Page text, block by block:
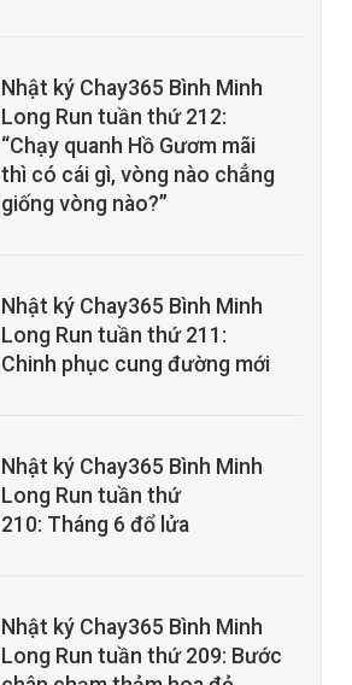
Nhật ký Chay365 Bình Minh
Long Run tuần thứ 212:
“Chạy quanh Hồ Gươm mãi
thì có cái gì, vòng nào chẳng
giống vòng nào?”
Nhật ký Chay365 Bình Minh
Long Run tuần thứ 211:
Chinh phục cung đường mới
Nhật ký Chay365 Bình Minh
Long Run tuần thứ
210: Tháng 6 đổ lửa
Nhật ký Chay365 Bình Minh
Long Run tuần thứ 209: Bước